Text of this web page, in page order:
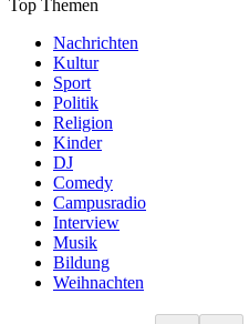
Top Themen
Nachrichten
Kultur
Sport
Politik
Religion
Kinder
DJ
Comedy
Campusradio
Interview
Musik
Bildung
Weihnachten